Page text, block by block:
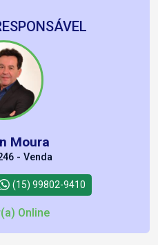
Moura
- Venda
(15) 99802-9410
Online